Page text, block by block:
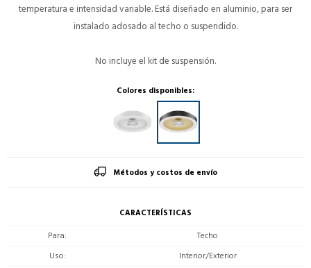
temperatura e intensidad variable. Está diseñado en aluminio, para ser
instalado adosado al techo o suspendido.
No incluye el kit de suspensión.
Colores disponibles:
Métodos y costos de envío
CARACTERÍSTICAS
Para
Techo
Uso
Interior/Exterior